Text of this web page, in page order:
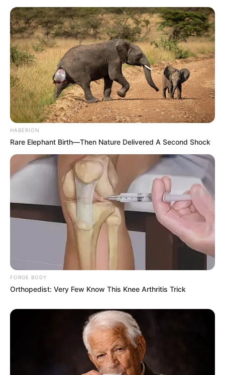
HABERION
Rare Elephant Birth—Then Nature Delivered A Second Shock
FORGE BODY
Orthopedist: Very Few Know This Knee Arthritis Trick